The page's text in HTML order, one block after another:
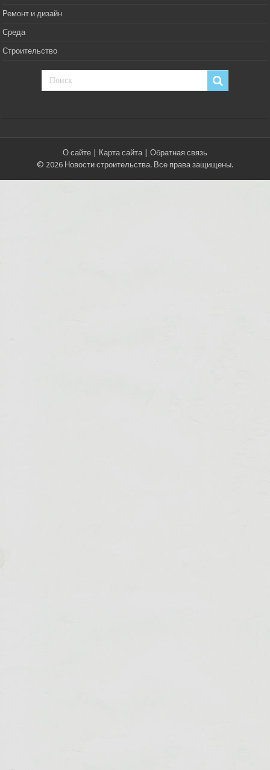
Ремонт и дизайн
Среда
Строительство
О сайте | Карта сайта | Обратная связь
© 2026 Новости строительства. Все права защищены.